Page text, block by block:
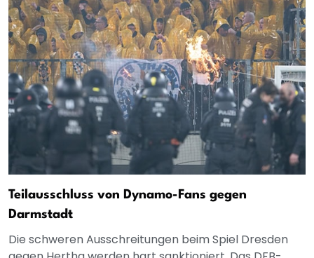
Teilausschluss von Dynamo-Fans gegen
Darmstadt
Die schweren Ausschreitungen beim Spiel Dresden